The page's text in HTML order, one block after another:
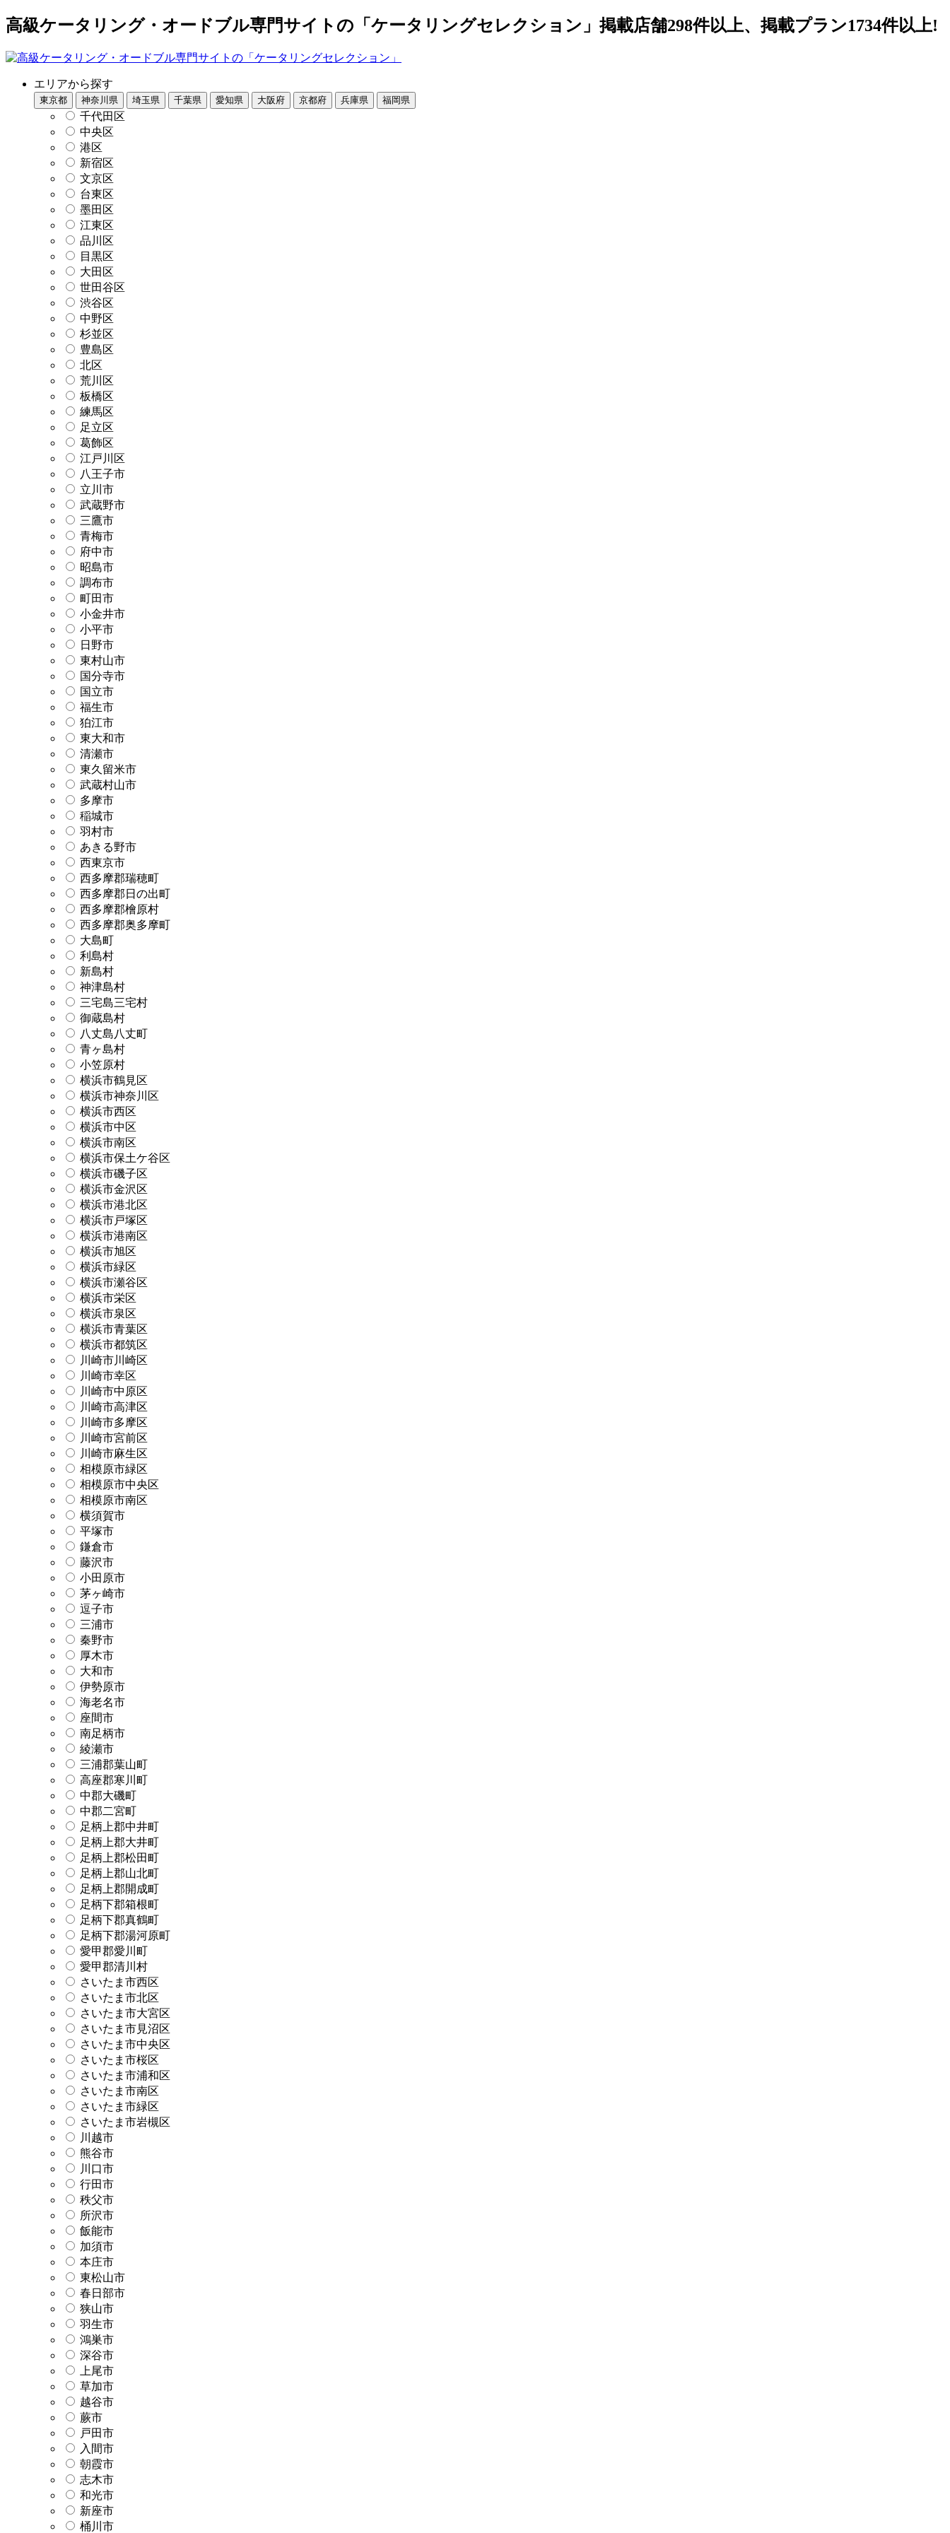
高級ケータリング・オードブル専門サイトの「ケータリングセレクション」掲載店舗298件以上、掲載プラン1734件以上!
エリアから探す
東京都 神奈川県 埼玉県 千葉県 愛知県 大阪府 京都府 兵庫県 福岡県
千代田区
中央区
港区
新宿区
文京区
台東区
墨田区
江東区
品川区
目黒区
大田区
世田谷区
渋谷区
中野区
杉並区
豊島区
北区
荒川区
板橋区
練馬区
足立区
葛飾区
江戸川区
八王子市
立川市
武蔵野市
三鷹市
青梅市
府中市
昭島市
調布市
町田市
小金井市
小平市
日野市
東村山市
国分寺市
国立市
福生市
狛江市
東大和市
清瀬市
東久留米市
武蔵村山市
多摩市
稲城市
羽村市
あきる野市
西東京市
西多摩郡瑞穂町
西多摩郡日の出町
西多摩郡檜原村
西多摩郡奥多摩町
大島町
利島村
新島村
神津島村
三宅島三宅村
御蔵島村
八丈島八丈町
青ヶ島村
小笠原村
横浜市鶴見区
横浜市神奈川区
横浜市西区
横浜市中区
横浜市南区
横浜市保土ケ谷区
横浜市磯子区
横浜市金沢区
横浜市港北区
横浜市戸塚区
横浜市港南区
横浜市旭区
横浜市緑区
横浜市瀬谷区
横浜市栄区
横浜市泉区
横浜市青葉区
横浜市都筑区
川崎市川崎区
川崎市幸区
川崎市中原区
川崎市高津区
川崎市多摩区
川崎市宮前区
川崎市麻生区
相模原市緑区
相模原市中央区
相模原市南区
横須賀市
平塚市
鎌倉市
藤沢市
小田原市
茅ヶ崎市
逗子市
三浦市
秦野市
厚木市
大和市
伊勢原市
海老名市
座間市
南足柄市
綾瀬市
三浦郡葉山町
高座郡寒川町
中郡大磯町
中郡二宮町
足柄上郡中井町
足柄上郡大井町
足柄上郡松田町
足柄上郡山北町
足柄上郡開成町
足柄下郡箱根町
足柄下郡真鶴町
足柄下郡湯河原町
愛甲郡愛川町
愛甲郡清川村
さいたま市西区
さいたま市北区
さいたま市大宮区
さいたま市見沼区
さいたま市中央区
さいたま市桜区
さいたま市浦和区
さいたま市南区
さいたま市緑区
さいたま市岩槻区
川越市
熊谷市
川口市
行田市
秩父市
所沢市
飯能市
加須市
本庄市
東松山市
春日部市
狭山市
羽生市
鴻巣市
深谷市
上尾市
草加市
越谷市
蕨市
戸田市
入間市
朝霞市
志木市
和光市
新座市
桶川市